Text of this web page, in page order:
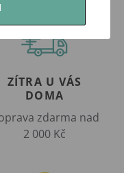
ZÍTRA U VÁS
DOMA
zdarma nad
2 000 Kč